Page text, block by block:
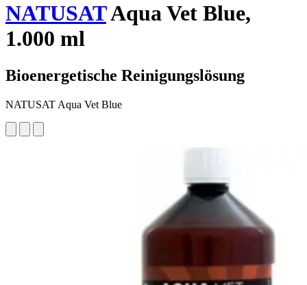
NATUSATAqua Vet Blue,
1.000 ml
Bioenergetische Reinigungslösung
NATUSAT Aqua Vet Blue